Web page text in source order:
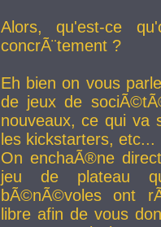
Alors, qu'est-ce
concrÃ¨tement ?
Eh bien on vous
de jeux de
nouveaux, ce qui va
les kickstarters, etc...
On enchaÃ®ne
jeu de plateau
bÃ©nÃ©voles ont
libre afin de vous